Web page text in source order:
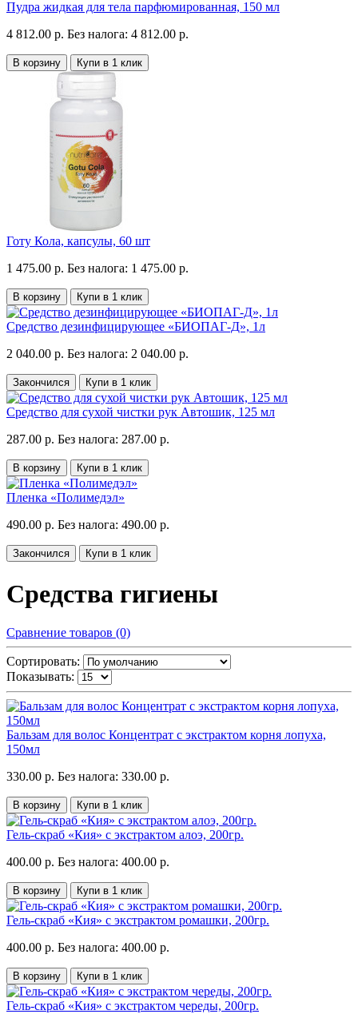
Пудра жидкая для тела парфюмированная, 150 мл
4 812.00 р. Без налога: 4 812.00 р.
В корзину Купи в 1 клик
Готу Кола, капсулы, 60 шт
1 475.00 р. Без налога: 1 475.00 р.
В корзину Купи в 1 клик
Средство дезинфицирующее «БИОПАГ-Д», 1л
2 040.00 р. Без налога: 2 040.00 р.
Закончился Купи в 1 клик
Средство для сухой чистки рук Автошик, 125 мл
287.00 р. Без налога: 287.00 р.
В корзину Купи в 1 клик
Пленка «Полимедэл»
490.00 р. Без налога: 490.00 р.
Закончился Купи в 1 клик
Средства гигиены
Сравнение товаров (0)
Сортировать:
Показывать:
Бальзам для волос Концентрат с экстрактом корня лопуха,
150мл
330.00 р. Без налога: 330.00 р.
В корзину Купи в 1 клик
Гель-скраб «Кия» с экстрактом алоэ, 200гр.
400.00 р. Без налога: 400.00 р.
В корзину Купи в 1 клик
Гель-скраб «Кия» с экстрактом ромашки, 200гр.
400.00 р. Без налога: 400.00 р.
В корзину Купи в 1 клик
Гель-скраб «Кия» с экстрактом череды, 200гр.